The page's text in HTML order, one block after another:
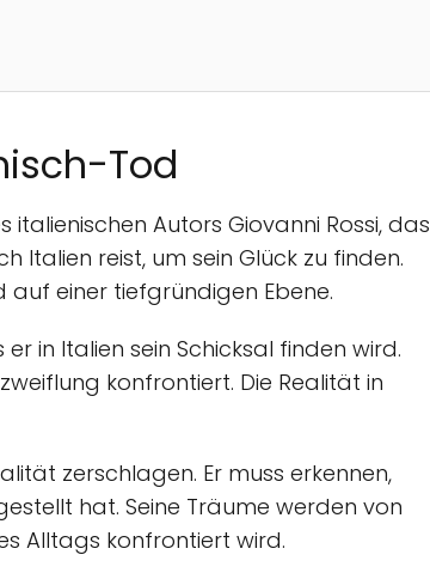
Tod
italienischen Autors Giovanni Rossi, das
Italien reist, um sein Glück zu finden.
einer tiefgründigen Ebene.
in Italien sein Schicksal finden wird.
konfrontiert. Die Realität in
zerschlagen. Er muss erkennen,
hat. Seine Träume werden von
Alltags konfrontiert wird.